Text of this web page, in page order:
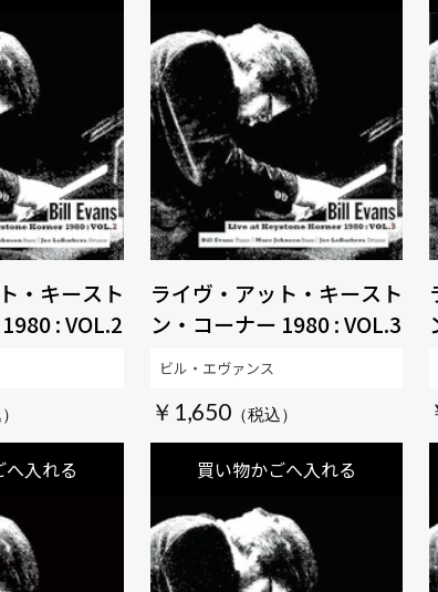
・キースト
: VOL.2
入れる
ライヴ・アット・キースト
ン・コーナー 1980 : VOL.3
￥1,650
買い物かごへ入れる
ビル・エヴァンス